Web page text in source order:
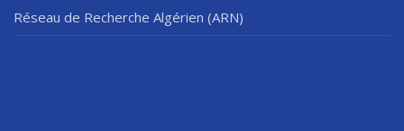
Réseau de Recherche Algérien (ARN)